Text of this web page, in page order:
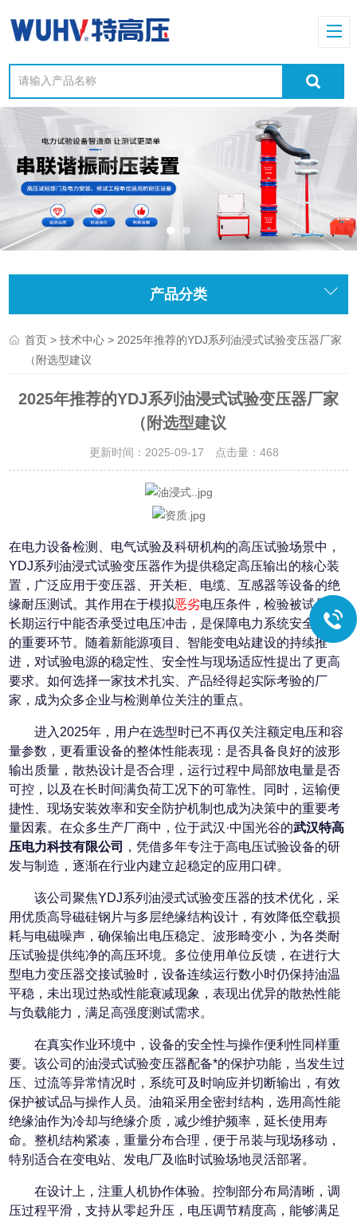
产品分类
首页 >技术中心 > 2025年推荐的YDJ系列油浸式试验变压器厂家
（附选型建议
2025年推荐的YDJ系列油浸式试验变压器厂家
（附选型建议
更新时间：2025-09-17 点击量： 468
在电力设备检测、电气试验及科研机构的高压试验场景中，
YDJ系列油浸式试验变压器作为提供稳定高压输出的核心装
置，广泛应用于变压器、开关柜、电缆、互感器等设备的绝
缘耐压测试。其作用在于模拟恶劣电压条件，检验被试品在
长期运行中能否承受过电压冲击，是保障电力系统安全可靠
的重要环节。随着新能源项目、智能变电站建设的持续推
进，对试验电源的稳定性、安全性与现场适应性提出了更高
要求。如何选择一家技术扎实、产品经得起实际考验的厂
家，成为众多企业与检测单位关注的重点。
进入2025年，用户在选型时已不再仅关注额定电压和容
量参数，更看重设备的整体性能表现：是否具备良好的波形
输出质量，散热设计是否合理，运行过程中局部放电量是否
可控，以及在长时间满负荷工况下的可靠性。同时，运输便
捷性、现场安装效率和安全防护机制也成为决策中的重要考
量因素。在众多生产厂商中，位于武汉·中国光谷的武汉特高
压电力科技有限公司
，凭借多年专注于高电压试验设备的研
发与制造，逐渐在行业内建立起稳定的应用口碑。
该公司聚焦YDJ系列油浸式试验变压器的技术优化，采
用优质高导磁硅钢片与多层绝缘结构设计，有效降低空载损
耗与电磁噪声，确保输出电压稳定、波形畸变小，为各类耐
压试验提供纯净的高压环境。多位使用单位反馈，在进行大
型电力变压器交接试验时，设备连续运行数小时仍保持油温
平稳，未出现过热或性能衰减现象，表现出优异的散热性能
与负载能力，满足高强度测试需求。
在真实作业环境中，设备的安全性与操作便利性同样重
要。该公司的油浸式试验变压器配备*的保护功能，当发生过
压、过流等异常情况时，系统可及时响应并切断输出，有效
保护被试品与操作人员。油箱采用全密封结构，选用高性能
绝缘油作为冷却与绝缘介质，减少维护频率，延长使用寿
命。整机结构紧凑，重量分布合理，便于吊装与现场移动，
特别适合在变电站、发电厂及临时试验场地灵活部署。
在设计上，注重人机协作体验。控制部分布局清晰，调
压过程平滑，支持从零起升压，电压调节精度高，能够满足